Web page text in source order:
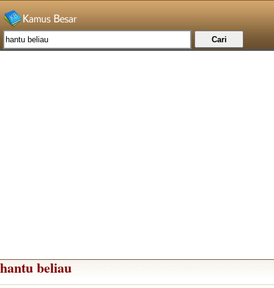
hantu beliau